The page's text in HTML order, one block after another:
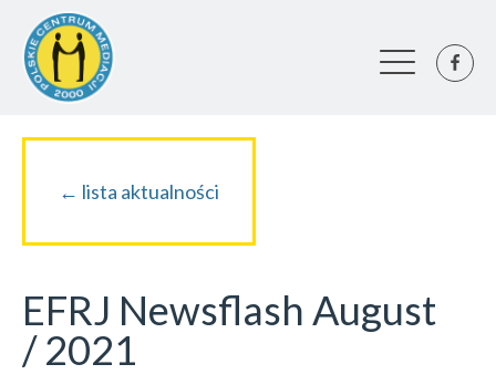
← lista aktualności
EFRJ Newsflash August
/ 2021